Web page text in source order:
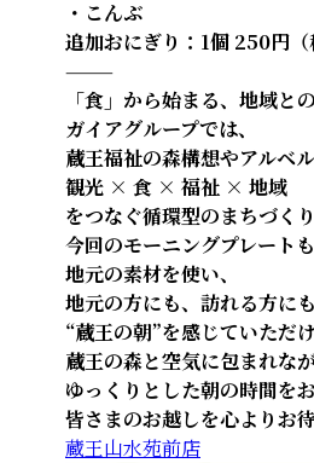
・こんぶ
追加おにぎり：1個 250円（
⸻
「食」から始まる、地域と
ガイアグループでは、
蔵王福祉の森構想やアルベ
観光 × 食 × 福祉 × 地域
をつなぐ循環型のまちづく
今回のモーニングプレートも
地元の素材を使い、
地元の方にも、訪れる方にも
“蔵王の朝”を感じていただ
蔵王の森と空気に包まれなが
ゆっくりとした朝の時間を
皆さまのお越しを心よりお
蔵王山水苑前店